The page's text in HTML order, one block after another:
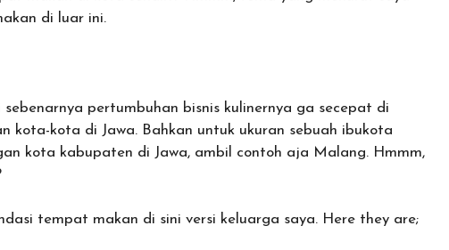
di luar ini.
pertumbuhan bisnis kulinernya ga secepat di
kota-kota di Jawa. Bahkan untuk ukuran sebuah ibukota
kota kabupaten di Jawa, ambil contoh aja Malang. Hmmm,
tempat makan di sini versi keluarga saya. Here they are;